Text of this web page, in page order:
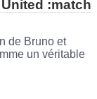
:match
de Bruno et
un véritable